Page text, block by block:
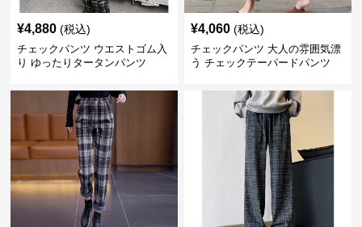
¥4,880 (税込)
チェックパンツ ウエストゴム入
り ゆったりタータンパンツ
¥4,060 (税込)
チェックパンツ 大人の雰囲気漂
う チェックテーパードパンツ